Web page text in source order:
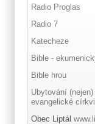
Radio Proglas
Radio 7
Katecheze
Bible -
Bible hrou
Ubytování
evangelické církvi
Obec Liptál